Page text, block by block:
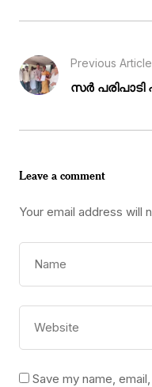
Previous Article
സർ
Leave a comment
Your email address will
Save my name,